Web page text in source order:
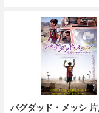
バグダッド・メッシ